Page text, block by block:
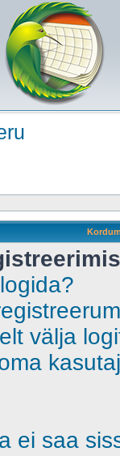
välja
ei saa